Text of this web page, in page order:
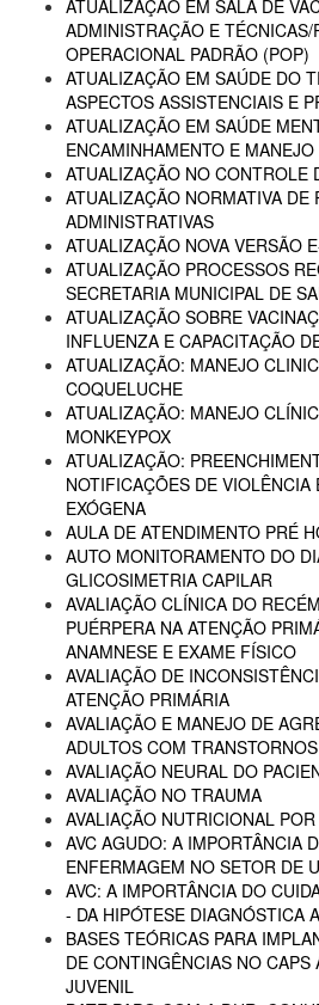
ATUALIZAÇÃO EM SALA DE
ADMINISTRAÇÃO E TÉCNICAS/
OPERACIONAL PADRÃO (POP)
ATUALIZAÇÃO EM SAÚDE DO
ASPECTOS ASSISTENCIAIS E
ATUALIZAÇÃO EM SAÚDE
ENCAMINHAMENTO E MANEJO
ATUALIZAÇÃO NO CONTROLE
ATUALIZAÇÃO NORMATIVA DE
ADMINISTRATIVAS
ATUALIZAÇÃO NOVA VERSÃO
ATUALIZAÇÃO PROCESSOS
SECRETARIA MUNICIPAL DE
ATUALIZAÇÃO SOBRE
INFLUENZA E CAPACITAÇÃO
ATUALIZAÇÃO: MANEJO
COQUELUCHE
ATUALIZAÇÃO: MANEJO
MONKEYPOX
ATUALIZAÇÃO:
NOTIFICAÇÕES DE VIOLÊNCIA
EXÓGENA
AULA DE ATENDIMENTO PRÉ
AUTO MONITORAMENTO DO
GLICOSIMETRIA CAPILAR
AVALIAÇÃO CLÍNICA DO
PUÉRPERA NA ATENÇÃO
ANAMNESE E EXAME FÍSICO
AVALIAÇÃO DE
ATENÇÃO PRIMÁRIA
AVALIAÇÃO E MANEJO DE
ADULTOS COM
AVALIAÇÃO NEURAL DO
AVALIAÇÃO NO TRAUMA
AVALIAÇÃO NUTRICIONAL
AVC AGUDO: A IMPORTÂNCIA
ENFERMAGEM NO SETOR DE
AVC: A IMPORTÂNCIA DO
- DA HIPÓTESE DIAGNÓSTICA
BASES TEÓRICAS PARA
DE CONTINGÊNCIAS NO CAPS
JUVENIL